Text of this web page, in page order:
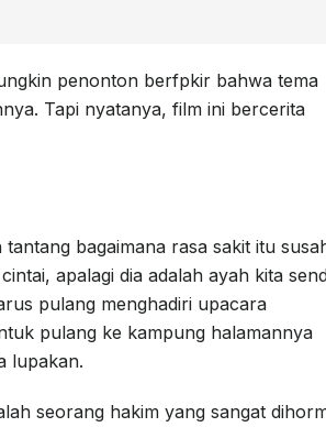
penonton berfpkir bahwa tema
Tapi nyatanya, film ini bercerita
bagaimana rasa sakit itu
apalagi dia adalah ayah kita
pulang menghadiri upacara
pulang ke kampung halamannya
lupakan.
seorang hakim yang sangat